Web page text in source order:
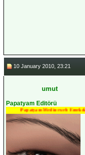
10 January 2010, 23:21
umut
Papatyam Editörü
Papatyam Medineweb Emekdarı